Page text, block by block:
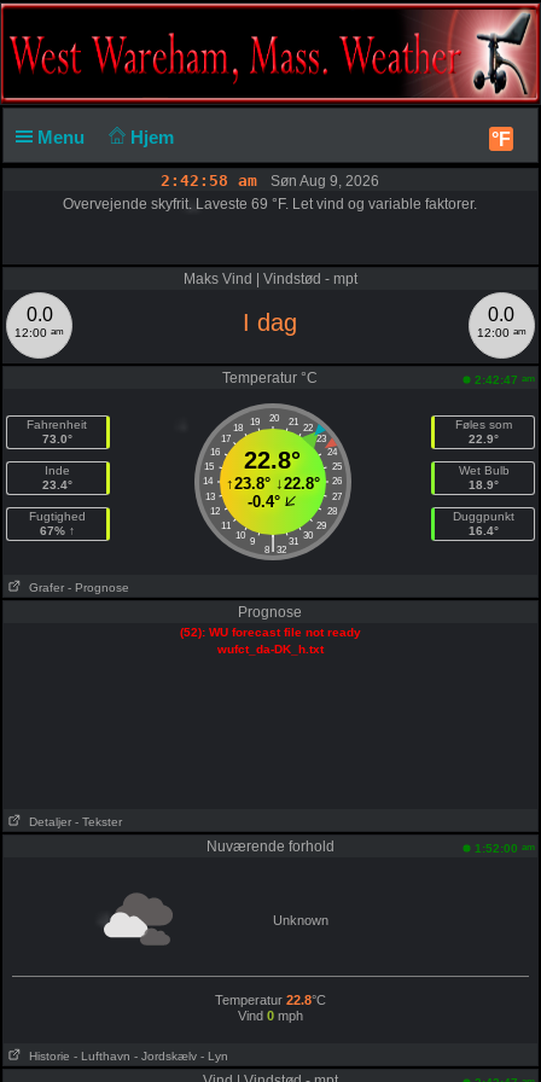
Menu Hjem °F
2:42:59 am
Søn Aug 9, 2026
Overvejende skyfrit. Laveste 69 °F. Let vind og variable faktorer.
Maks Vind | Vindstød - mpt
0.0
12:00am
0.0
12:00 am
I dag
Temperatur °C 2:42:47 am
Fahrenheit
73.0°
Inde
23.4°
Fugtighed
67% ↑
20
19 21
18
22
17
23
16
24
15
25
14
26
13
27
12
28
11
29
10
30
9 31
|
8 32
22.8°
↑23.8°↓22.8°
-0.4°
Føles som
22.9°
Wet Bulb
18.9°
Duggpunkt
16.4°
Grafer - Prognose
Prognose
(52): WU forecast file not ready
wufct_da-DK_h.txt
Detaljer - Tekster
Nuværende forhold 1:52:00 am
Unknown
Temperatur 22.8°C
Vind 0mph
Historie - Lufthavn - Jordskælv - Lyn